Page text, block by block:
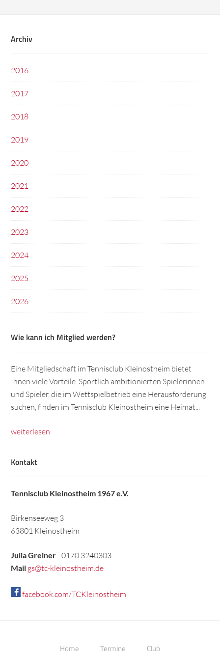
Archiv
2016
2017
2018
2019
2020
2021
2022
2023
2024
2025
2026
Wie kann ich Mitglied werden?
Eine Mitgliedschaft im Tennisclub Kleinostheim bietet
Ihnen viele Vorteile. Sportlich ambitionierten Spielerinnen
und Spieler, die im Wettspielbetrieb eine Herausforderung
suchen, finden im Tennisclub Kleinostheim eine Heimat...
weiterlesen
Kontakt
Tennisclub Kleinostheim 1967 e.V.
Birkenseeweg 3
63801 Kleinostheim
Julia Greiner- 0170.3240303
Mail gs@tc-kleinostheim.de
facebook.com/TCKleinostheim
Home Termine Club